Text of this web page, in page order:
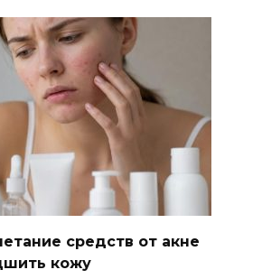
средств от акне
кожу